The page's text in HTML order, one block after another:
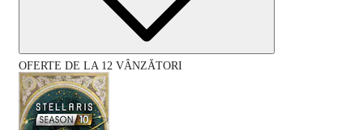
OFERTE DE LA 12 VÂNZĂTORI